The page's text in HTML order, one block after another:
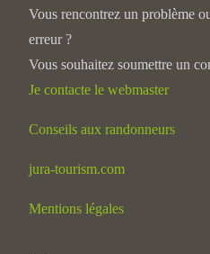
Vous rencontrez un problème
erreur ?
Vous souhaitez soumettre un
Je contacte le webmaster
Conseils aux randonneurs
jura-tourism.com
Mentions légales